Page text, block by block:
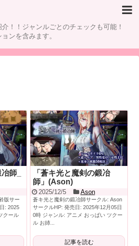
！！ジャンルごとのチェックも可能！
ンを含みます。
師_
版サー
: 2025
クール
「蒼キ光と魔剣の鍛冶
師」(Ason)
2025/12/5 Ason
蒼キ光と魔剣の鍛冶師サークル: Ason
サークルHP: 発売日: 2025年12月05日
0時 ジャンル: アニメ おっぱい ツクー
ル お姉...
記事を読む